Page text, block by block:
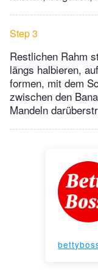
Step 3
Restlichen Rahm
längs halbieren,
formen, mit dem
zwischen den
Mandeln